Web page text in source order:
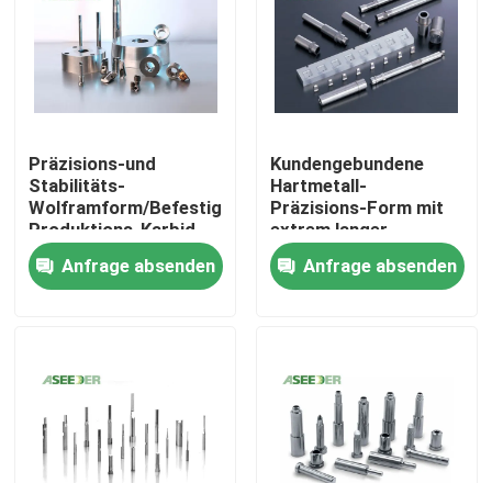
Produkte
Über uns
Präzisions-und
Stabilitäts-
Wolframform/Befestiger-
Produktions-Karbid
formen
Anfrage absenden
Kundengebundene
Hartmetall-
Präzisions-Form mit
extrem langer
Standzeit
Anfrage absenden